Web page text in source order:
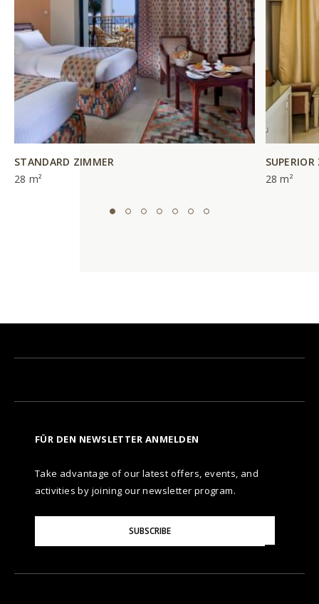
STANDARD ZIMMER
28 m²
28 m²
FÜR DEN NEWSLETTER ANMELDEN
Take advantage of our latest offers, events, and
activities by joining our newsletter program.
Your
SUBSCRIBE